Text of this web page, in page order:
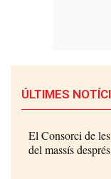
ÚLTIMES
El Consorci de
del massís